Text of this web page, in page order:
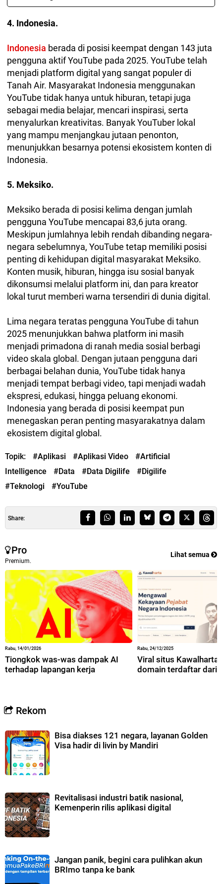
4. Indonesia.
Indonesia berada di posisi keempat dengan 143 juta
pengguna aktif YouTube pada 2025. YouTube telah
menjadi platform digital yang sangat populer di
Tanah Air. Masyarakat Indonesia menggunakan
YouTube tidak hanya untuk hiburan, tetapi juga
sebagai media belajar, mencari inspirasi, serta
menyalurkan kreativitas. Banyak YouTuber lokal
yang mampu menjangkau jutaan penonton,
menunjukkan besarnya potensi ekosistem konten di
Indonesia.
5. Meksiko.
Meksiko berada di posisi kelima dengan jumlah
pengguna YouTube mencapai 83,6 juta orang.
Meskipun jumlahnya lebih rendah dibanding negara-
negara sebelumnya, YouTube tetap memiliki posisi
penting di kehidupan digital masyarakat Meksiko.
Konten musik, hiburan, hingga isu sosial banyak
dikonsumsi melalui platform ini, dan para kreator
lokal turut memberi warna tersendiri di dunia digital.
Lima negara teratas pengguna YouTube di tahun
2025 menunjukkan bahwa platform ini masih
menjadi primadona di ranah media sosial berbagi
video skala global. Dengan jutaan pengguna dari
berbagai belahan dunia, YouTube tidak hanya
menjadi tempat berbagi video, tapi menjadi wadah
ekspresi, edukasi, hingga peluang ekonomi.
Indonesia yang berada di posisi keempat pun
menegaskan peran penting masyarakatnya dalam
ekosistem digital global.
Topik: #Aplikasi #Aplikasi Video
#Artificial
Intelligence
#Data #Data Digilife
#Digilife
#Teknologi
#YouTube
Share:
Pro
Premium.
Lihat semua
Rabu, 14/01/2026
Tiongkok was-was dampak AI
terhadap lapangan kerja
Rabu, 24/12/2025
Viral situs
domain terdaftar dari
Rekom
Bisa diakses 121 negara, layanan Golden
Visa hadir di livin by Mandiri
Revitalisasi industri batik nasional,
Kemenperin rilis aplikasi digital
Jangan panik, begini cara pulihkan akun
BRImo tanpa ke bank